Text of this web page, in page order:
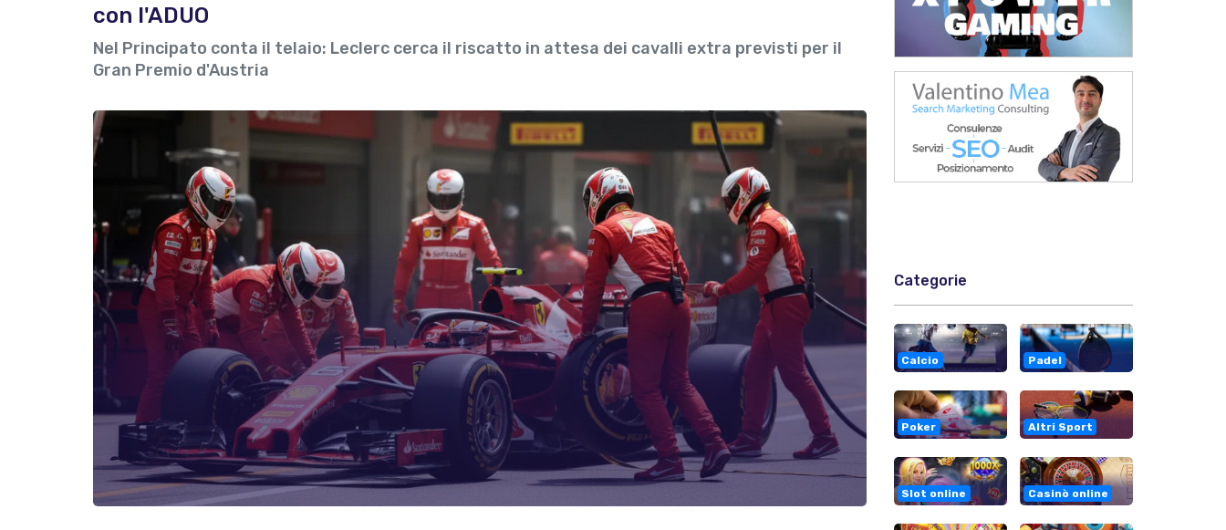
con l'ADUO
Nel Principato conta il telaio: Leclerc cerca il riscatto in attesa dei cavalli extra previsti per il
Gran Premio d'Austria
Categorie
Calcio Padel
Poker Altri Sport
Slot online Casinò online